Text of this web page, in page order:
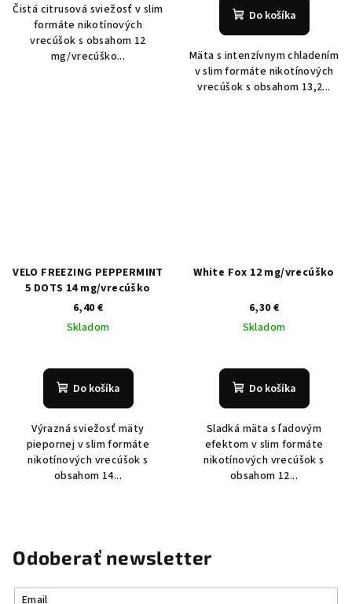
Čistá citrusová sviežosť v slim
formáte nikotínových
vrecúšok s obsahom 12
mg/vrecúško...
Do košíka
Mäta s intenzívnym chladením
v slim formáte nikotínových
vrecúšok s obsahom 13,2...
VELO FREEZING PEPPERMINT
5 DOTS 14 mg/vrecúško
6,40 €
Skladom
Do košíka
Výrazná sviežosť mäty
piepornej v slim formáte
nikotínových vrecúšok s
obsahom 14...
White Fox 12 mg/vrecúško
6,30 €
Skladom
Do košíka
Sladká mäta s ľadovým
efektom v slim formáte
nikotínových vrecúšok s
obsahom 12...
Odoberať newsletter
Email